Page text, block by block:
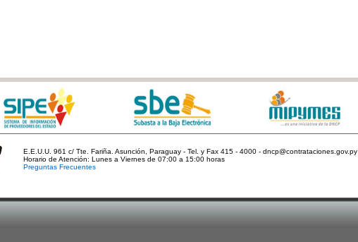
E.E.U.U. 961 c/ Tte. Fariña. Asunción, Paraguay - Tel. y Fax 415 - 4000 - dncp@contrataciones.gov.py
Horario de Atención: Lunes a Viernes de 07:00 a 15:00 horas
Preguntas Frecuentes